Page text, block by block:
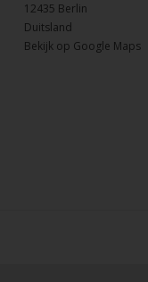
12435 Berlin
Duitsland
Bekijk op Google Maps